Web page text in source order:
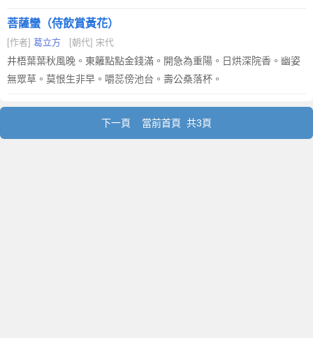
菩薩蠻（侍飲賞黃花）
[作者] 葛立方 [朝代] 宋代
井梧葉葉秋風晚。東籬點點金錢滿。開急為重陽。日烘深院香。幽姿
無眾草。莫恨生非早。嚼蕊傍池台。壽公桑落杯。
下一頁 當前首頁 共3頁